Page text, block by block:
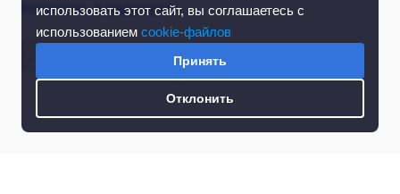
использовать этот сайт, вы соглашаетесь с
использованием cookie-файлов
Принять
Отклонить
Написать в редакцию